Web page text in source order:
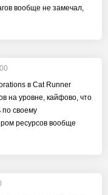
вообще не замечал,
в Cat Runner
на уровне, кайфово, что
своему
ресурсов вообще